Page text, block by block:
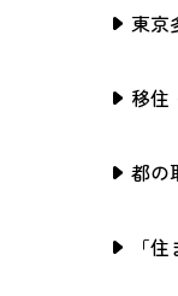
東京
移住
都の
「